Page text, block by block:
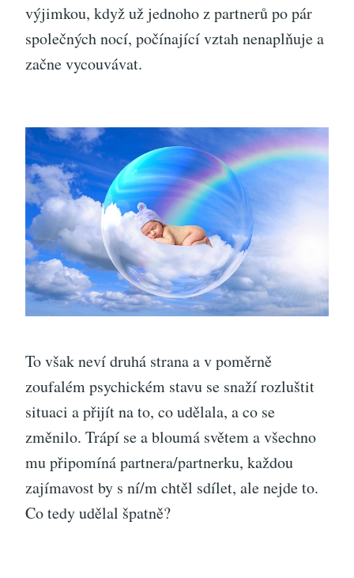
výjimkou, když už jednoho z partnerů po pár
společných nocí, počínající vztah nenaplňuje a
začne vycouvávat.
To však neví druhá strana a v poměrně
zoufalém psychickém stavu se snaží rozluštit
situaci a přijít na to, co udělala, a co se
změnilo. Trápí se a bloumá světem a všechno
mu připomíná partnera/partnerku, každou
zajímavost by s ní/m chtěl sdílet, ale nejde to.
Co tedy udělal špatně?